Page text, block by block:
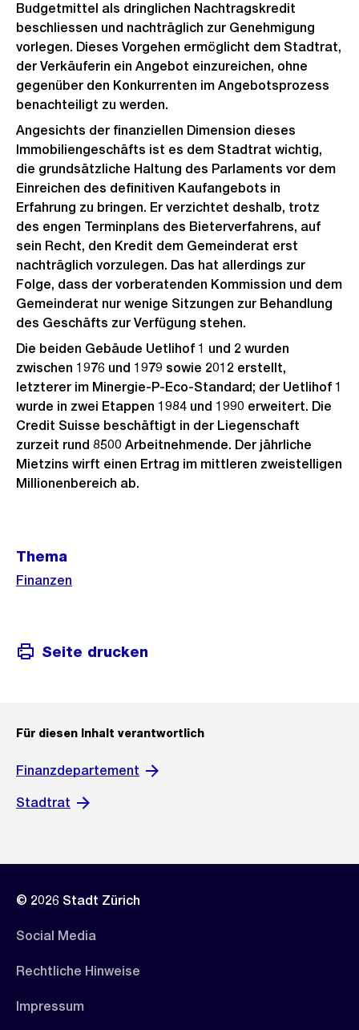
Budgetmittel als dringlichen Nachtragskredit
beschliessen und nachträglich zur Genehmigung
vorlegen. Dieses Vorgehen ermöglicht dem Stadtrat,
der Verkäuferin ein Angebot einzureichen, ohne
gegenüber den Konkurrenten im Angebotsprozess
benachteiligt zu werden.
Angesichts der finanziellen Dimension dieses
Immobiliengeschäfts ist es dem Stadtrat wichtig,
die grundsätzliche Haltung des Parlaments vor dem
Einreichen des definitiven Kaufangebots in
Erfahrung zu bringen. Er verzichtet deshalb, trotz
des engen Terminplans des Bieterverfahrens, auf
sein Recht, den Kredit dem Gemeinderat erst
nachträglich vorzulegen. Das hat allerdings zur
Folge, dass der vorberatenden Kommission und dem
Gemeinderat nur wenige Sitzungen zur Behandlung
des Geschäfts zur Verfügung stehen.
Die beiden Gebäude Uetlihof 1 und 2 wurden
zwischen 1976 und 1979 sowie 2012 erstellt,
letzterer im Minergie-P-Eco-Standard; der Uetlihof 1
wurde in zwei Etappen 1984 und 1990 erweitert. Die
Credit Suisse beschäftigt in der Liegenschaft
zurzeit rund 8500 Arbeitnehmende. Der jährliche
Mietzins wirft einen Ertrag im mittleren zweistelligen
Millionenbereich ab.
Informationen
Thema
Finanzen
Seite drucken
Für diesen Inhalt verantwortlich
Finanzdepartement
Stadtrat
© 2026 Stadt Zürich
Social Media
Rechtliche Hinweise
Impressum